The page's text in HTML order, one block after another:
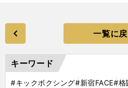
一覧に
キーワード
#キックボクシング#新宿FACE#格